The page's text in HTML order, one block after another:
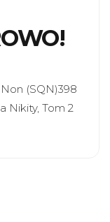
(SQN)398
Nikity, Tom 2